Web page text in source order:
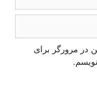
در مرورگر برای